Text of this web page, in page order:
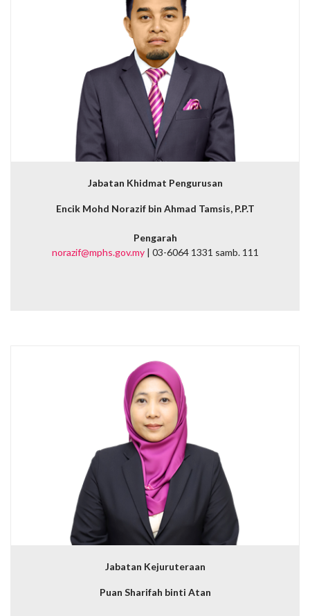
Jabatan Khidmat Pengurusan
Encik Mohd Norazif bin Ahmad Tamsis, P.P.T
Pengarah
norazif@mphs.gov.my| 03-6064 1331 samb. 111
Jabatan Kejuruteraan
Puan Sharifah binti Atan